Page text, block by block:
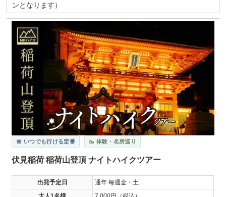
ンとなります）
📅 いつでも行ける定番 🥾 体験・名所巡り
伏見稲荷 稲荷山登頂 ナイトハイクツアー
出発予定日
通年 毎週金・土